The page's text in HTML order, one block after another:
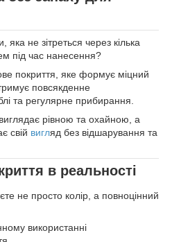
не зітреться через кілька
під час нанесення?
покриття, яке формує міцний
повсякденне
та регулярне прибирання.
рівною та охайною, а
свій вигляд без відшарування та
в реальності
не просто колір, а повноцінний
використанні